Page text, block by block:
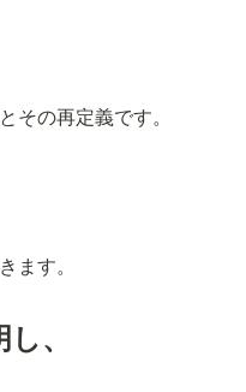
の再定義です。
ます。
、